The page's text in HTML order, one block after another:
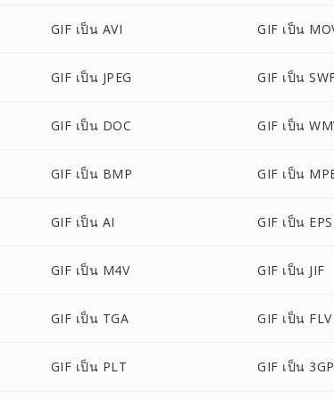
GIF เป็น AVI GIF เป็น
GIF เป็น JPEG GIF เป็น
GIF เป็น DOC GIF เป็น
GIF เป็น BMP GIF เป็น
GIF เป็น AI GIF เป็น EPS
GIF เป็น M4V GIF เป็น JIF
GIF เป็น TGA GIF เป็น FLV
GIF เป็น PLT GIF เป็น 3GP